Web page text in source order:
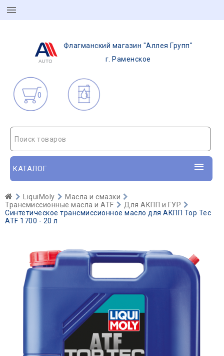
Флагманский магазин "Аллея Групп"
г. Раменское
0
Поиск товаров
КАТАЛОГ
LiquiMoly
Масла и смазки
Трансмиссионные масла и ATF
Для АКПП и ГУР
Синтетическое трансмиссионное масло для АКПП Top Tec
ATF 1700 - 20 л